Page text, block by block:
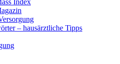
Index
– hausärztliche Tipps